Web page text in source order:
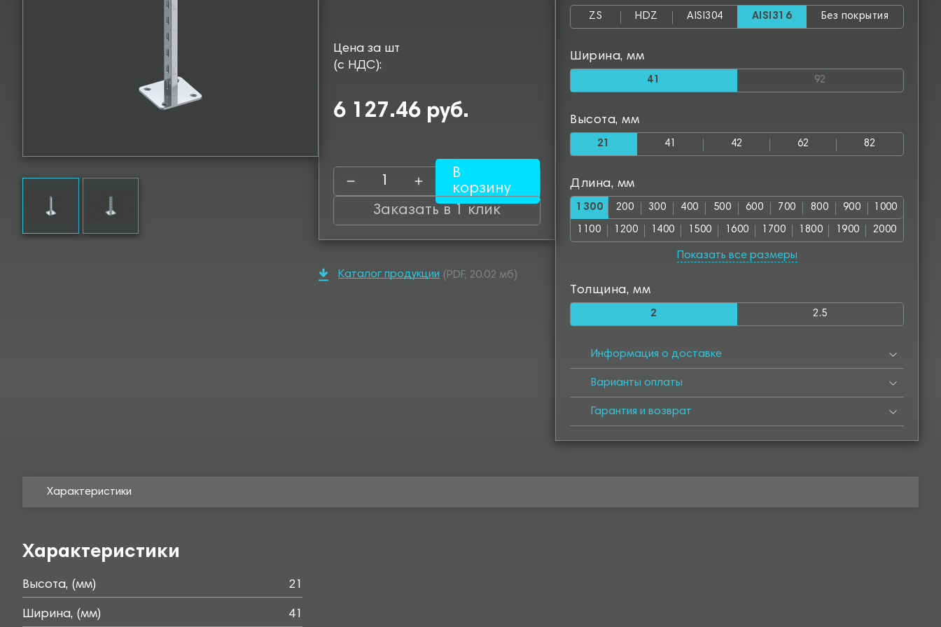
Цена за шт
(с НДС):
6 127.46 руб.
В
корзину
Заказать в 1 клик
Каталог продукции (PDF, 20.02 мб)
ZS HDZ AISI304 AISI316 Без покрытия
Ширина, мм
41 92
Высота, мм
21 41 42 62 82
Длина, мм
1300 200 300 400 500 600 700 800 900 1000
1100 1200 1400 1500 1600 1700 1800 1900 2000
Показать все размеры
Толщина, мм
2 2.5
Информация о доставке
Варианты оплаты
Гарантия и возврат
Характеристики
Характеристики
Высота, (мм) 21
Ширина, (мм) 41